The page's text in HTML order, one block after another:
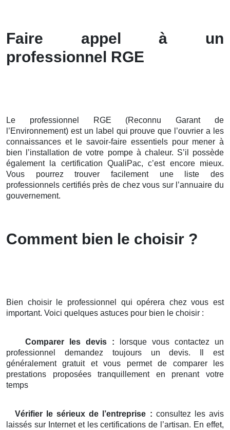
Faire appel à un
professionnel RGE
Le professionnel RGE (Reconnu Garant de
l’Environnement) est un label qui prouve que l’ouvrier a les
connaissances et le savoir-faire essentiels pour mener à
bien l’installation de votre pompe à chaleur. S’il possède
également la certification QualiPac, c’est encore mieux.
Vous pourrez trouver facilement une liste des
professionnels certifiés près de chez vous sur l’annuaire du
gouvernement.
Comment bien le choisir ?
Bien choisir le professionnel qui opérera chez vous est
important. Voici quelques astuces pour bien le choisir :
Comparer les devis : lorsque vous contactez un
professionnel demandez toujours un devis. Il est
généralement gratuit et vous permet de comparer les
prestations proposées tranquillement en prenant votre
temps
Vérifier le sérieux de l’entreprise : consultez les avis
laissés sur Internet et les certifications de l’artisan. En effet,